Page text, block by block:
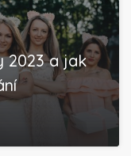
2023 a jak